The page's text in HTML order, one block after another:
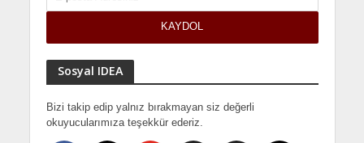
Sosyal IDEA
Bizi takip edip yalnız bırakmayan siz değerli
okuyucularımıza teşekkür ederiz.